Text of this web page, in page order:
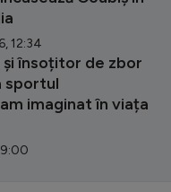
12:34
însoțitor de zbor
sportul
imaginat în viața